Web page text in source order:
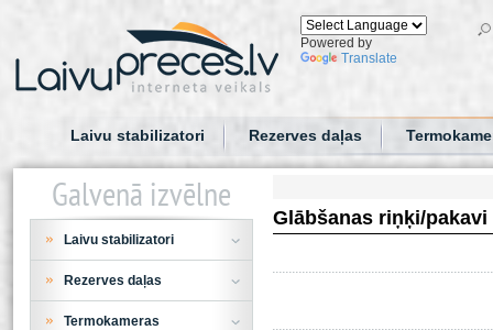
Powered by
Translate
Laivu stabilizatori Rezerves daļas
Glābšanas riņķi/pakavi
Galvenā izvēlne
Laivu stabilizatori
Rezerves daļas
Termokameras